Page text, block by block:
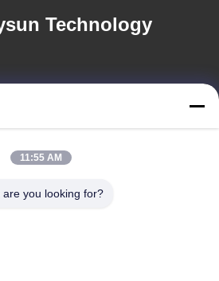
Technology
11:55 AM
you looking for?